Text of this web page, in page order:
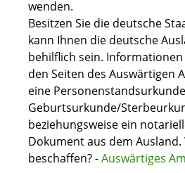
wenden.
Besitzen Sie die deutsche
kann Ihnen die deutsche
behilflich sein.
den Seiten des Auswärtigen
eine
Geburtsurkunde/
beziehungsweise ein
Dokument aus dem Ausland.
beschaffen? -Auswärtiges